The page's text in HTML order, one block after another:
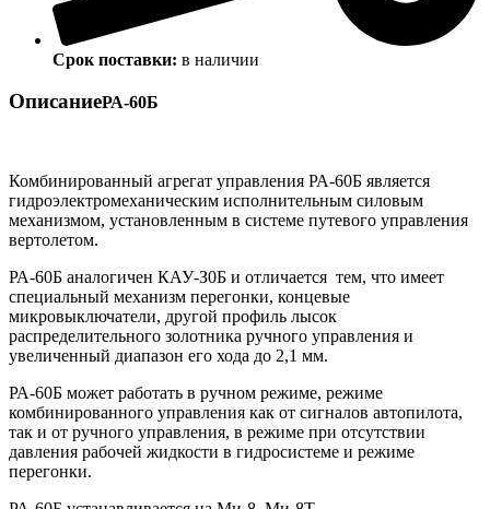
Срок поставки: в наличии
ОписаниеРА-60Б
Комбинированный агрегат управления РА-60Б является
гидроэлектромеханическим исполнительным силовым
механизмом, установленным в системе путевого управления
вертолетом.
РА-60Б аналогичен КАУ-З0Б и отличается тем, что имеет
специальный механизм перегонки, концевые
микровыключатели, другой профиль лысок
распределительного золотника ручного управления и
увеличенный диапазон его хода до 2,1 мм.
РА-60Б может работать в ручном режиме, режиме
комбинированного управления как от сигналов автопилота,
так и от ручного управления, в режиме при отсутствии
давления рабочей жидкости в гидросистеме и режиме
перегонки.